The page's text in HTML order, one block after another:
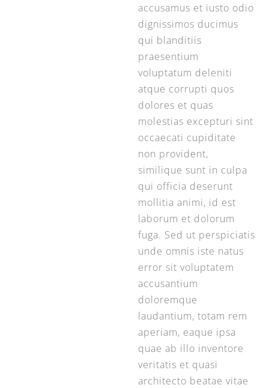
accusamus et iusto odio
dignissimos ducimus
qui blanditiis
praesentium
voluptatum deleniti
atque corrupti quos
dolores et quas
molestias excepturi sint
occaecati cupiditate
non provident,
similique sunt in culpa
qui officia deserunt
mollitia animi, id est
laborum et dolorum
fuga. Sed ut perspiciatis
unde omnis iste natus
error sit voluptatem
accusantium
doloremque
laudantium, totam rem
aperiam, eaque ipsa
quae ab illo inventore
veritatis et quasi
architecto beatae vitae